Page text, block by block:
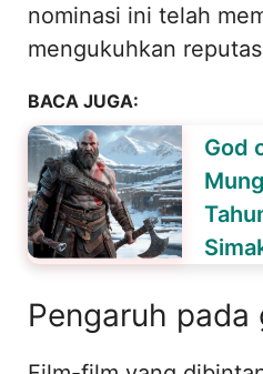
nominasi ini telah
mengukuhkan
BACA JUGA:
God
Pengaruh pada